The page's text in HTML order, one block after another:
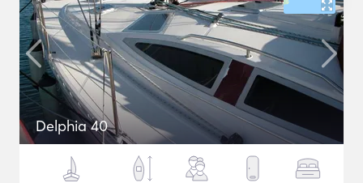
Delphia 40